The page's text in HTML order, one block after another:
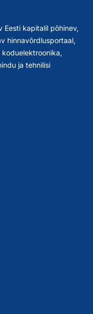
Eesti kapitalil põhinev,
hinnavõrdlusportaal,
ja tehnilisi